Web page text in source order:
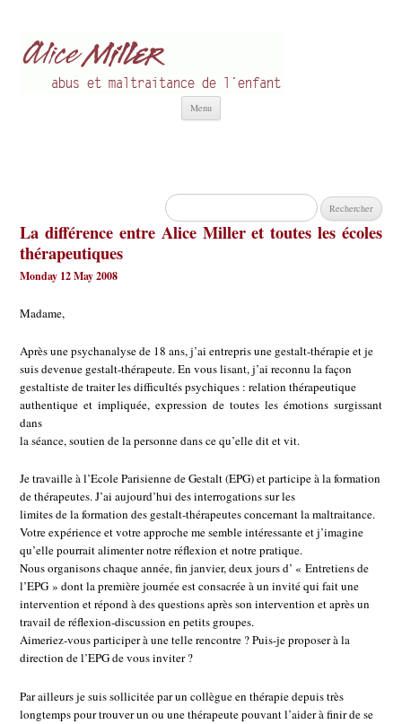
Menu
Rechercher :
La différence entre Alice Miller et toutes les écoles
thérapeutiques
Monday 12 May 2008
Madame,
Après une psychanalyse de 18 ans, j’ai entrepris une gestalt-thérapie et je
suis devenue gestalt-thérapeute. En vous lisant, j’ai reconnu la façon
gestaltiste de traiter les difficultés psychiques : relation thérapeutique
authentique et impliquée, expression de toutes les émotions surgissant
dans
la séance, soutien de la personne dans ce qu’elle dit et vit.
Je travaille à l’Ecole Parisienne de Gestalt (EPG) et participe à la formation
de thérapeutes. J’ai aujourd’hui des interrogations sur les
limites de la formation des gestalt-thérapeutes concernant la maltraitance.
Votre expérience et votre approche me semble intéressante et j’imagine
qu’elle pourrait alimenter notre réflexion et notre pratique.
Nous organisons chaque année, fin janvier, deux jours d’ « Entretiens de
l’EPG » dont la première journée est consacrée à un invité qui fait une
intervention et répond à des questions après son intervention et après un
travail de réflexion-discussion en petits groupes.
Aimeriez-vous participer à une telle rencontre ? Puis-je proposer à la
direction de l’EPG de vous inviter ?
Par ailleurs je suis sollicitée par un collègue en thérapie depuis très
longtemps pour trouver un ou une thérapeute pouvant l’aider à finir de se